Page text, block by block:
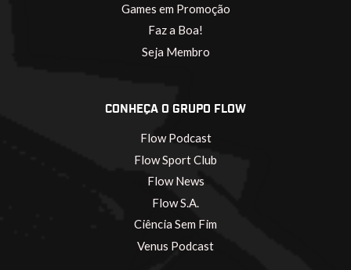
Games em Promoção
Faz a Boa!
Seja Membro
CONHEÇA O GRUPO FLOW
Flow Podcast
Flow Sport Club
Flow News
Flow S.A.
Ciência Sem Fim
Venus Podcast